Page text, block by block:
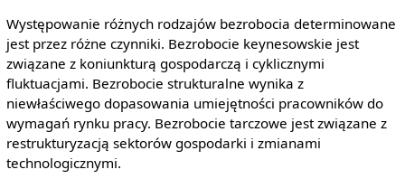
Występowanie różnych rodzajów bezrobocia determinowane
jest przez różne czynniki. Bezrobocie keynesowskie jest
związane z koniunkturą gospodarczą i cyklicznymi
fluktuacjami. Bezrobocie strukturalne wynika z
niewłaściwego dopasowania umiejętności pracowników do
wymagań rynku pracy. Bezrobocie tarczowe jest związane z
restrukturyzacją sektorów gospodarki i zmianami
technologicznymi.